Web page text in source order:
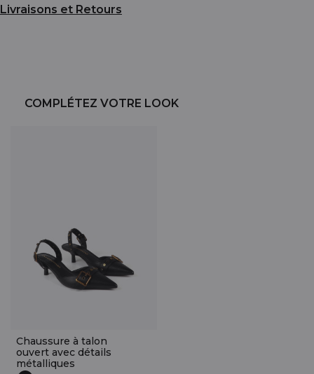
Livraisons et Retours
COMPLÉTEZ VOTRE LOOK
Chaussure à talon
ouvert avec détails
métalliques